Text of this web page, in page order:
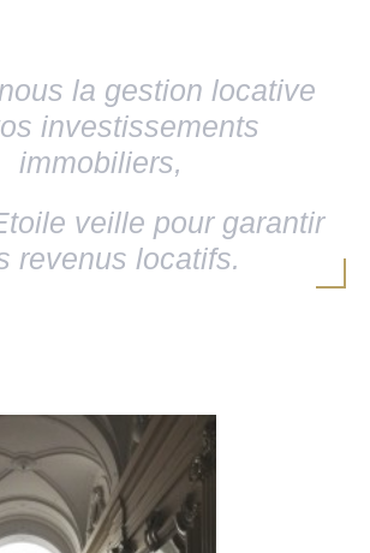
la gestion locative
investissements
immobiliers,
veille pour garantir
revenus locatifs.